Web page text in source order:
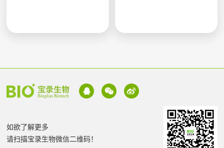
如欲了解更多
请扫描宝录生物微信二维码！